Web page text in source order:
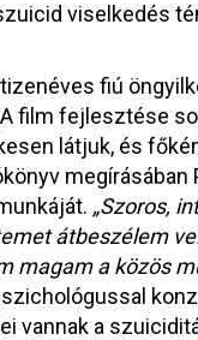
viselkedés
fiú
film fejlesztése
látjuk, és
„Szoros,
átbeszélem
magam a közös
vannak a